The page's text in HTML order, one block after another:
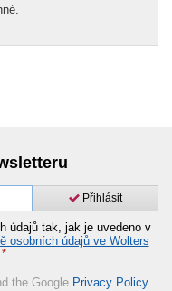
Přihlásit
údajů tak, jak je uvedeno v
osobních údajů ve Wolters
*
the Google Privacy Policy